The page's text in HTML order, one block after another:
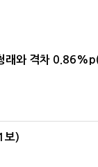
래와 격차
보)